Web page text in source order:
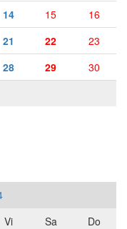
14 15
16
21 22
23
28 29 30
Vi Sa
Do